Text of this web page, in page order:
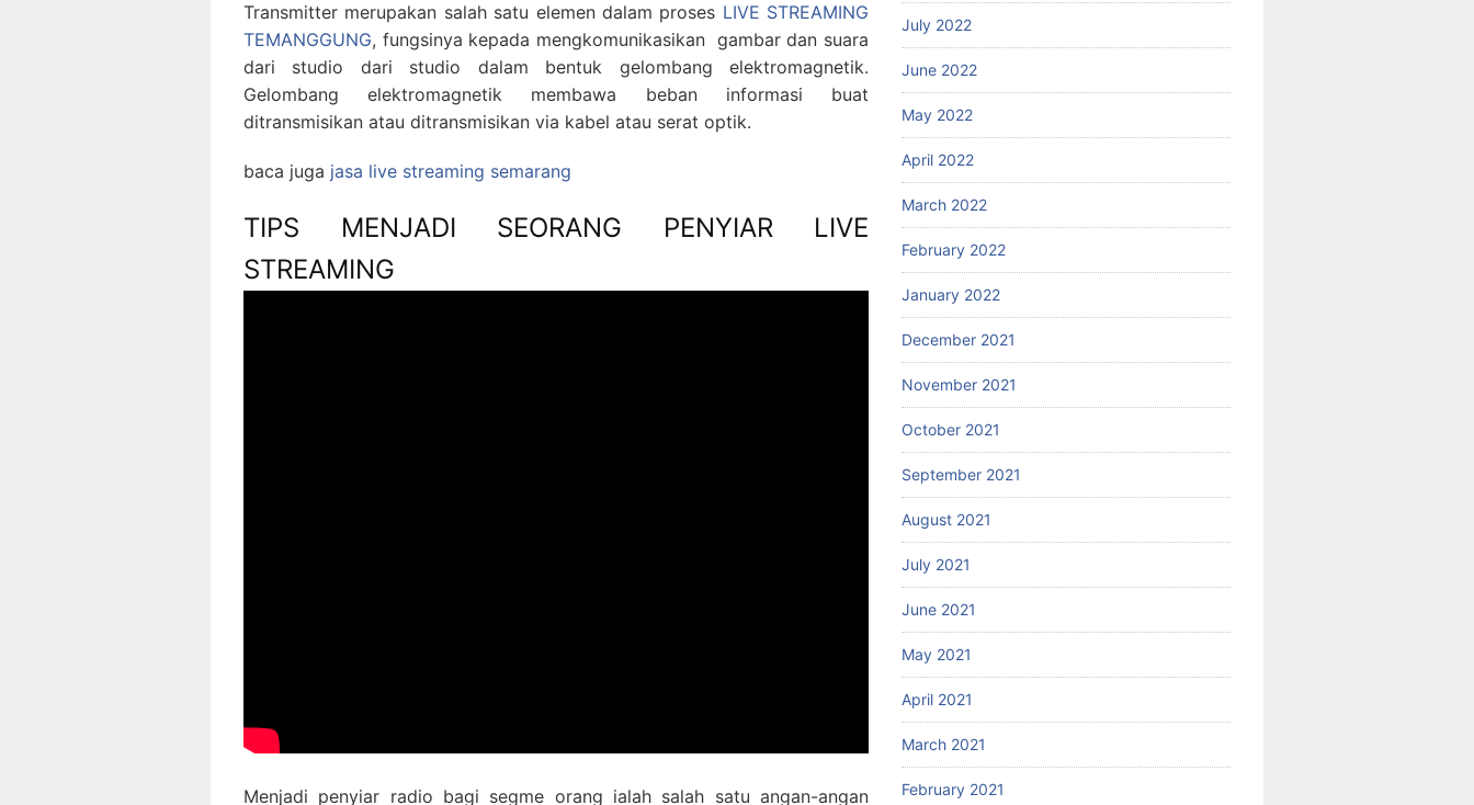
Transmitter merupakan salah satu elemen dalam proses LIVE STREAMING
TEMANGGUNG, fungsinya kepada mengkomunikasikan gambar dan suara
dari studio dari studio dalam bentuk gelombang elektromagnetik.
Gelombang elektromagnetik membawa beban informasi buat
ditransmisikan atau ditransmisikan via kabel atau serat optik.
baca juga jasa live streaming semarang
TIPS MENJADI SEORANG PENYIAR LIVE
STREAMING
Menjadi penyiar radio bagi segme orang ialah salah satu angan-angan
July 2022
June 2022
May 2022
April 2022
March 2022
February 2022
January 2022
December 2021
November 2021
October 2021
September 2021
August 2021
July 2021
June 2021
May 2021
April 2021
March 2021
February 2021